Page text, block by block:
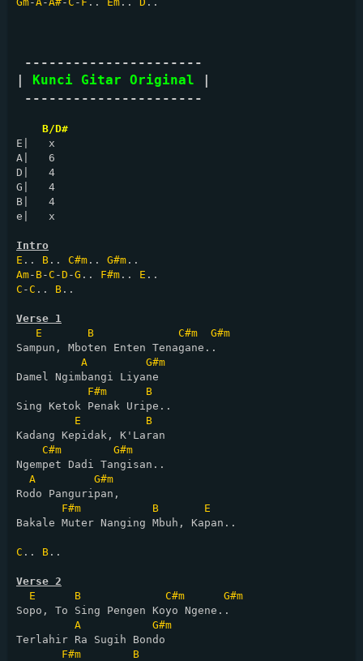
----------------------
| Kunci Gitar Original |
----------------------
B/D#
E|   x
A|   6
D|   4
G|   4
B|   4
e|   x
Intro
E .. B .. C#m .. G#m
Am- B-C -D -G .. F#m .. E
C -C .. B ..
Verse 1
E
B C#m
G#m
Sampun, Mboten Enten Tenagane..
A
G#m
Damel Ngimbangi Liyane
F#m
B
Sing Ketok Penak Uripe..
E
B
Kadang Kepidak, K'Laran
C#m
G#m
Ngempet Dadi Tangisan..
A
G#m
Rodo Panguripan,
F#m
B
E
Bakale Muter Nanging Mbuh, Kapan..
C .. B ..
Verse 2
E
B C#m
G#m
Sopo, To Sing Pengen Koyo Ngene..
A
G#m
Terlahir Ra Sugih Bondo
F#m
B